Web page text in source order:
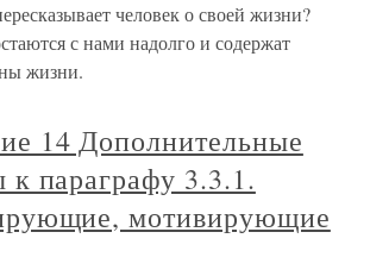
человек о своей жизни?
с нами надолго и содержат
жизни.
14 Дополнительные
к параграфу 3.3.1.
мотивирующие